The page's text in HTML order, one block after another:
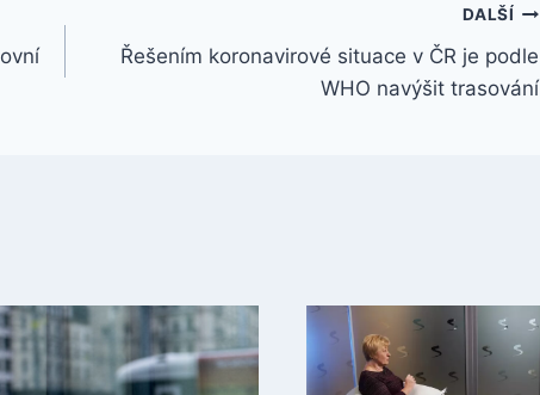
DALŠÍ
Řešením koronavirové situace v ČR je podle
WHO navýšit trasování